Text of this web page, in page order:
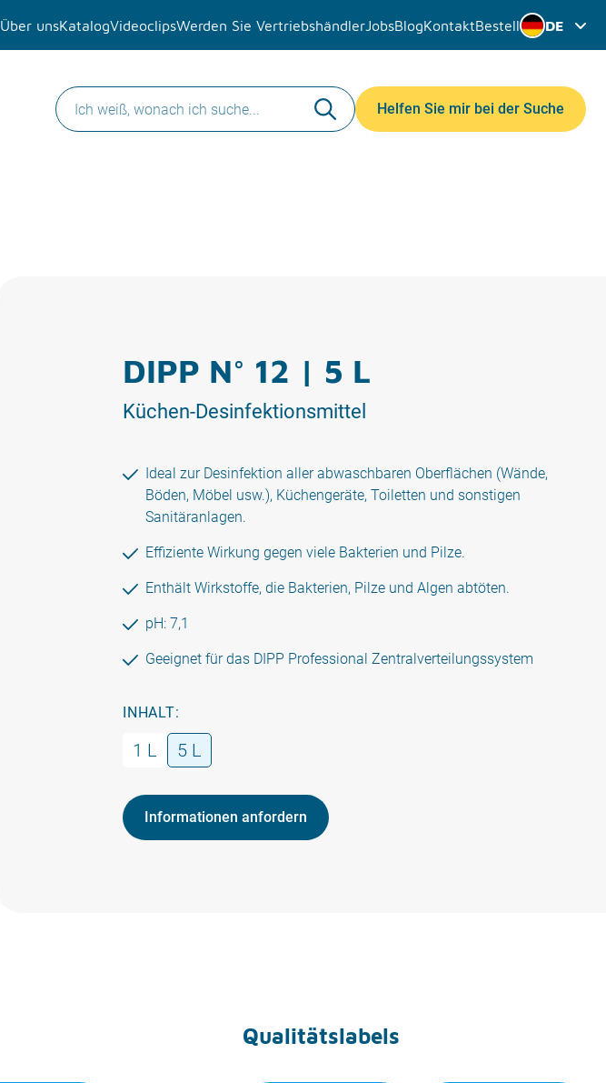
Über unsKatalogVideoclipsWerden Sie Vertriebshändler JobsBlogKontaktBestell DE
Helfen Sie mir bei der Suche
DIPP N° 12 | 5 L
Küchen-Desinfektionsmittel
Ideal zur Desinfektion aller abwaschbaren Oberflächen (Wände,
Böden, Möbel usw.), Küchengeräte, Toiletten und sonstigen
Sanitäranlagen.
Effiziente Wirkung gegen viele Bakterien und Pilze.
Enthält Wirkstoffe, die Bakterien, Pilze und Algen abtöten.
pH: 7,1
Geeignet für das DIPP Professional Zentralverteilungssystem
INHALT:
1 L 5 L
Informationen anfordern
Qualitätslabels